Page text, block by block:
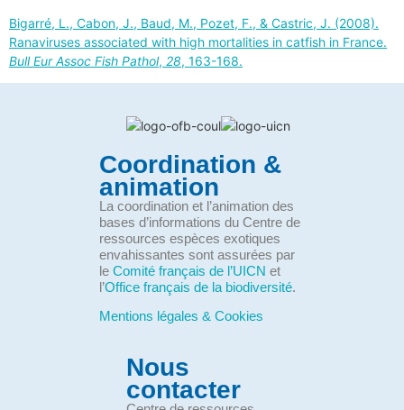
Bigarré, L., Cabon, J., Baud, M., Pozet, F., & Castric, J. (2008).
Ranaviruses associated with high mortalities in catfish in France.
Bull Eur Assoc Fish Pathol, 28, 163-168.
Coordination &
animation
La coordination et l’animation des
bases d’informations du Centre de
ressources espèces exotiques
envahissantes sont assurées par
le Comité français de l’UICN et
l’Office français de la biodiversité.
Mentions légales & Cookies
Nous
contacter